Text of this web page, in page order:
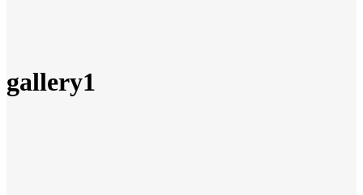
gallery1